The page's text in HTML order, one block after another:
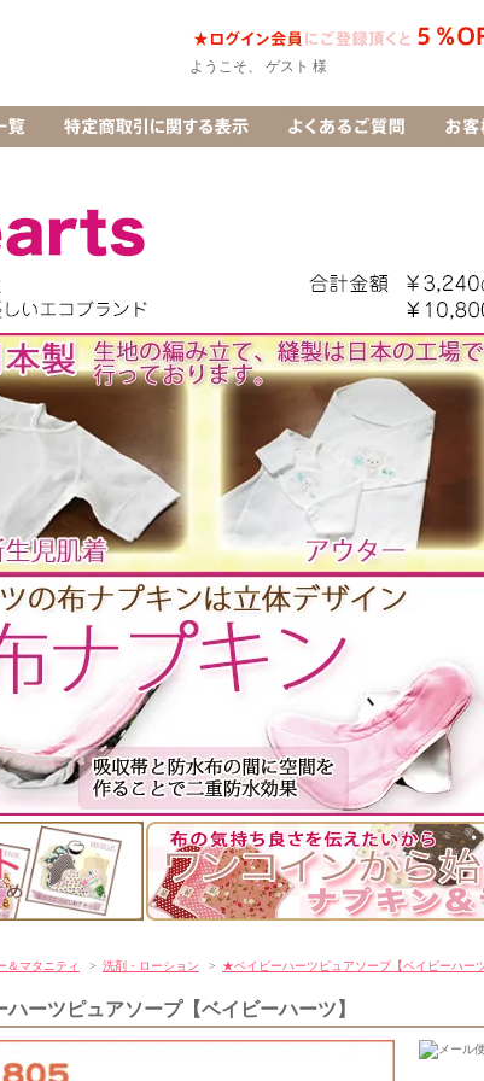
ようこそ、 ゲスト 様
＆マタニティ > 洗剤・ローション > ★ベイビーハーツピュアソープ【ベイビーハー
ーツピュアソープ【ベイビーハーツ】